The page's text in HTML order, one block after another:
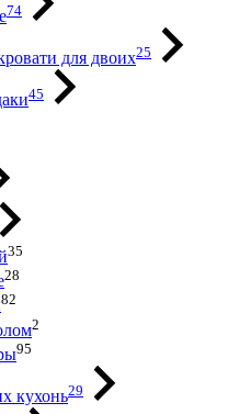
74
для двоих25
45
35
28
82
2
95
кухонь29